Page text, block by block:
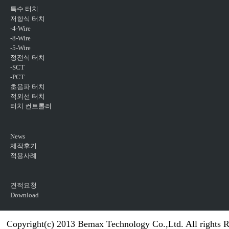
특수 터치
저항식 터치
-4-Wire
-8-Wire
-5-Wire
정전식 터치
-SCT
-PCT
초음파 터치
적외선 터치
터치 컨트롤러
News
제작후기
적용사례
견적요청
Download
Copyright(c) 2013 Bemax Technology Co.,Ltd. All rights